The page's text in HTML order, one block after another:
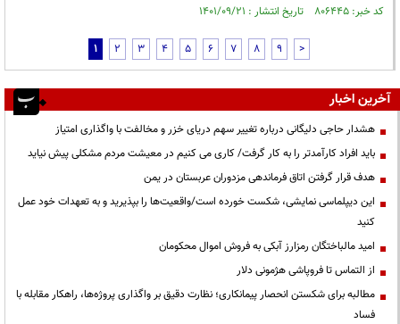
کد خبر: ۸۰۶۴۴۵ تاریخ انتشار : ۱۴۰۱/۰۹/۲۱
1 2 3 4 5 6 7 8 9 >
آخرین اخبار
هشدار حاجی دلیگانی درباره تغییر سهم دریای خزر و مخالفت با واگذاری امتیاز
باید افراد کارآمدتر را به کار گرفت/ کاری می کنیم در معیشت مردم مشکلی پیش نیاید
هدف قرار گرفتن اتاق‌ فرماندهی مزدوران عربستان در یمن
این دیپلماسی نمایشی، شکست خورده است/واقعیت‌ها را بپذیرید و به تعهدات خود عمل
کنید
امید مالباختگان رمزارز آبکی به فروش اموال محکومان
از التماس تا فروپاشی هژمونی دلار
مطالبه برای شکستن انحصار پیمانکاری؛ نظارت دقیق بر واگذاری پروژه‌ها، راهکار مقابله با
فساد